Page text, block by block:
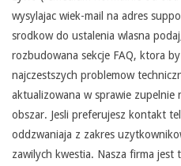
L
I
E
N
T
A
wysylajac wiek-mail na adres
srodkow do ustalenia wlasna
rozbudowana sekcje FAQ, ktora
najczestszych problemow
aktualizowana w sprawie zupelnie
obszar. Jesli preferujesz kontakt
oddzwaniaja z zakres
zawilych kwestia. Nasza firma jest